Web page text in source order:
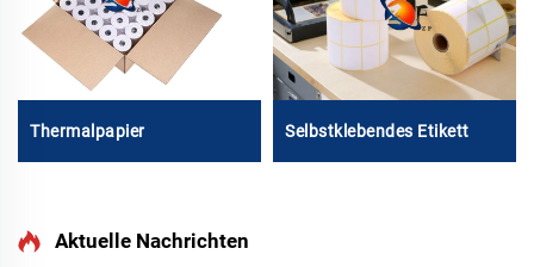
Thermalpapier Selbstklebendes Etikett
Aktuelle Nachrichten